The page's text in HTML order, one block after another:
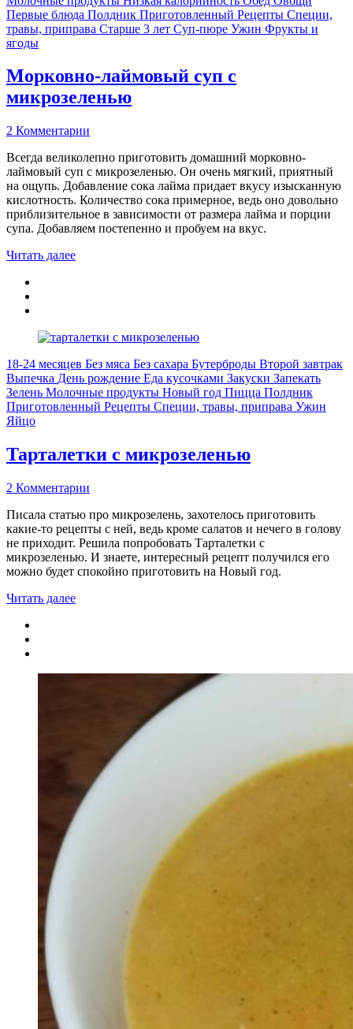
Первые блюда Полдник Приготовленный Рецепты Специи,
травы, приправа Старше 3 лет Суп-пюре Ужин Фрукты и
ягоды
Морковно-лаймовый суп с
микрозеленью
2 Комментарии
Всегда великолепно приготовить домашний морковно-
лаймовый суп с микрозеленью. Он очень мягкий, приятный
на ощупь. Добавление сока лайма придает вкусу изысканную
кислотность. Количество сока примерное, ведь оно довольно
приблизительное в зависимости от размера лайма и порции
супа. Добавляем постепенно и пробуем на вкус.
Читать далее
18-24 месяцев Без мяса Без сахара Бутерброды Второй завтрак
Выпечка День рождение Еда кусочками Закуски Запекать
Зелень Молочные продукты Новый год Пицца Полдник
Приготовленный Рецепты Специи, травы, приправа Ужин
Яйцо
Тарталетки с микрозеленью
2 Комментарии
Писала статью про микрозелень, захотелось приготовить
какие-то рецепты с ней, ведь кроме салатов и нечего в голову
не приходит. Решила попробовать Тарталетки с
микрозеленью. И знаете, интересный рецепт получился его
можно будет спокойно приготовить на Новый год.
Читать далее